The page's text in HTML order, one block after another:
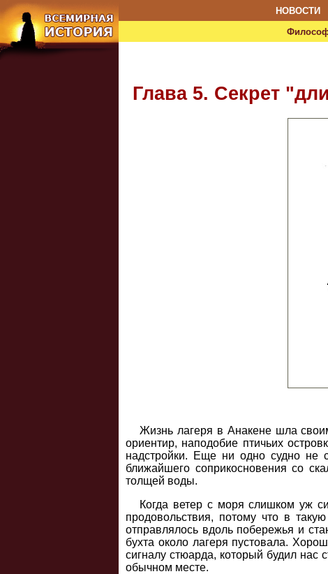
НОВОСТИ
Глава 5. Секрет
Жизнь лагеря в Анакене шла
ориентир, наподобие птичьих
надстройки. Еще ни одно судно не
ближайшего соприкосновения со
толщей воды.
Когда ветер с моря слишком уж
продовольствия, потому что в
отправлялось вдоль побережья и
бухта около лагеря пустовала.
сигналу стюарда, который будил нас
обычном месте.